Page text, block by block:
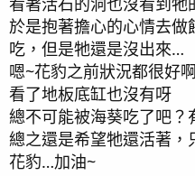
目前這隻花豹蝦虎還很小
愛的
之後會陸續更新飼養的紀錄
～～～～～～～～～～～～
2024 12/24更新
於是抱著擔心的心情去
吃，但是牠還是沒出來…
嗯~花豹之前狀況都很好
看了地板底缸也沒有呀
總不可能被海葵吃了吧？
總之還是希望牠還活著
花豹…加油~